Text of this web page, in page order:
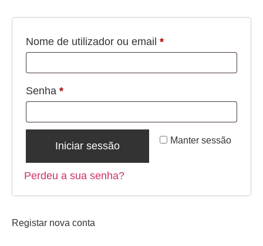
Nome de utilizador ou email *
Senha *
Manter sessão
Iniciar sessão
Perdeu a sua senha?
Registar nova conta